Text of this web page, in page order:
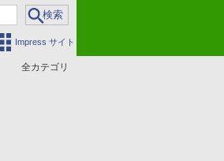
Impress サイト
全カテゴリ